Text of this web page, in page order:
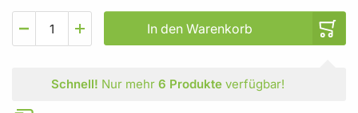
In den Warenkorb
Schnell! Nur mehr 6 Produkteverfügbar!